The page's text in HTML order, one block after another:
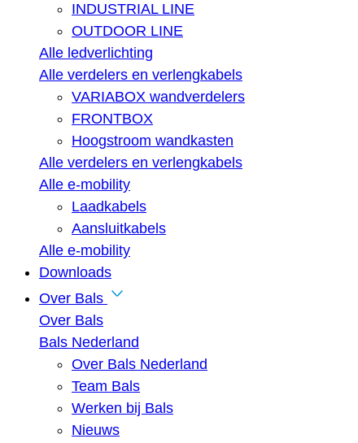
INDUSTRIAL LINE
OUTDOOR LINE
Alle ledverlichting
Alle verdelers en verlengkabels
VARIABOX wandverdelers
FRONTBOX
Hoogstroom wandkasten
Alle verdelers en verlengkabels
Alle e-mobility
Laadkabels
Aansluitkabels
Alle e-mobility
Downloads
Over Bals
Over Bals
Bals Nederland
Over Bals Nederland
Team Bals
Werken bij Bals
Nieuws